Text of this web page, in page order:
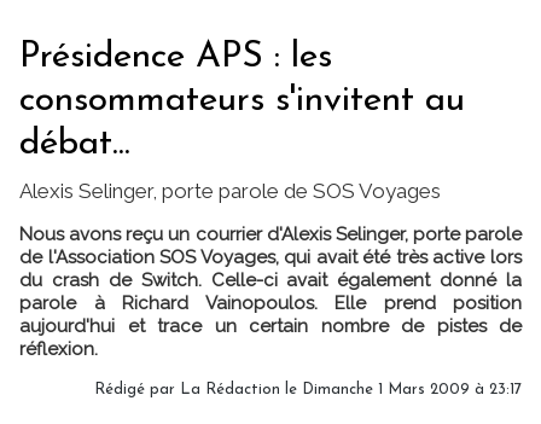
Présidence APS : les
consommateurs s'invitent au
débat...
Alexis Selinger, porte parole de SOS Voyages
Nous avons reçu un courrier d'Alexis Selinger, porte parole
de l'Association SOS Voyages, qui avait été très active lors
du crash de Switch. Celle-ci avait également donné la
parole à Richard Vainopoulos. Elle prend position
aujourd'hui et trace un certain nombre de pistes de
réflexion.
Rédigé par La Rédaction le Dimanche 1 Mars 2009 à 23:17